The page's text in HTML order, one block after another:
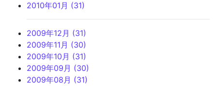
2010年01月 (31)
2009年12月 (31)
2009年11月 (30)
2009年10月 (31)
2009年09月 (30)
2009年08月 (31)